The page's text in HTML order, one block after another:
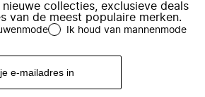
collecties, exclusieve deals
van de meest populaire merken.
Ik houd van mannenmode